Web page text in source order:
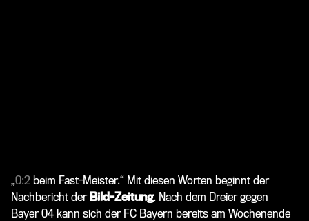
„0:2 beim Fast-Meister.“ Mit diesen Worten beginnt der
Nachbericht der Bild-Zeitung. Nach dem Dreier gegen
Bayer 04 kann sich der FC Bayern bereits am Wochenende